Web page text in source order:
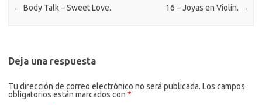
← Body Talk – Sweet Love. 16 – Joyas en Violín. →
Deja una respuesta
Tu dirección de correo electrónico no será publicada. Los campos
obligatorios están marcados con *